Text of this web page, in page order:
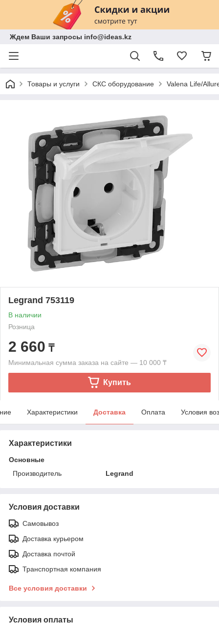
Ждем Ваши запросы info@ideas.kz
Товары и услуги СКС оборудование Valena Life/
Legrand 753119
В наличии
Розница
2 660 ₸
Минимальная сумма заказа на сайте — 10 000 ₸
Купить
Характеристики Доставка Оплата Условия
Характеристики
Основные
Производитель
Legrand
Условия доставки
Самовывоз
Доставка курьером
Доставка почтой
Транспортная компания
Все условия доставки
Условия оплаты